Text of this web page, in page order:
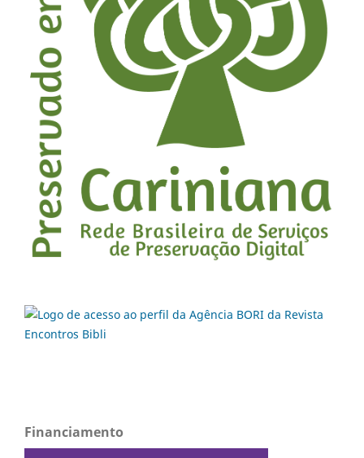
Financiamento